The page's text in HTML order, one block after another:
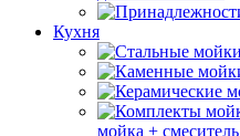
Кухня
мойка + смеситель